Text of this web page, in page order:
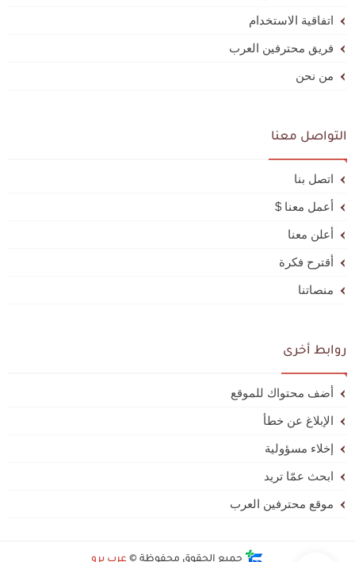
اتفاقية الاستخدام
فريق محترفين العرب
من نحن
التواصل معنا
اتصل بنا
أعمل معنا $
أعلن معنا
أقترح فكرة
منصاتنا
روابط أخرى
أضف محتواك للموقع
الإبلاغ عن خطأ
إخلاء مسؤولية
ابحث عمّا تريد
موقع محترفين العرب
جميع الحقوق محفوظة © عرب برو